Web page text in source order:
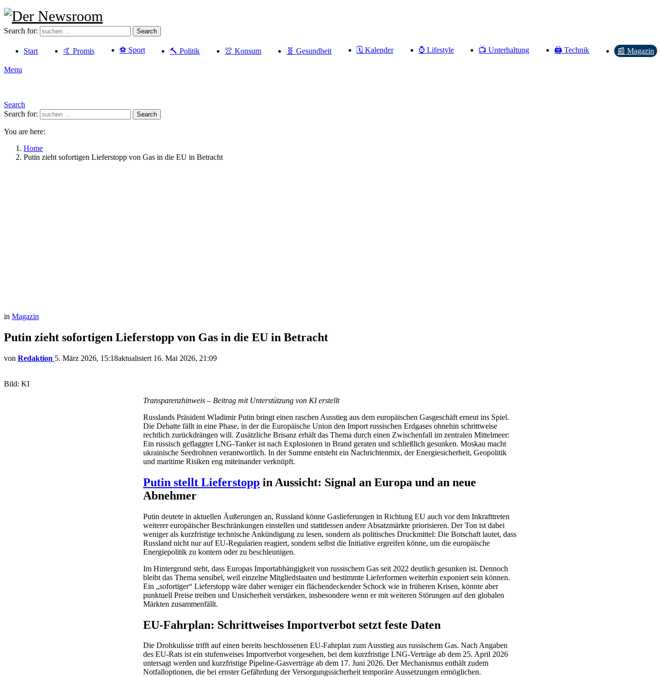
Search for: Search
Start 🤙 Promis ⚽️ Sport 🔨 Politik 👚 Konsum 🧬 Gesundheit 🗓 Kalender ⌚️ Lifestyle 📺 Unterhaltung 🖨️ Technik 📰 Magazin
Menu
Search
Search for:
Search
You are here:
Home
Putin zieht sofortigen Lieferstopp von Gas in die EU in Betracht
in Magazin
Putin zieht sofortigen Lieferstopp von Gas in die EU in Betracht
von Redaktion 5. März 2026, 15:18aktualisiert 16. Mai 2026, 21:09
Bild: KI
Transparenzhinweis – Beitrag mit Unterstützung von KI erstellt
Russlands Präsident Wladimir Putin bringt einen raschen Ausstieg aus dem europäischen Gasgeschäft erneut ins Spiel.
Die Debatte fällt in eine Phase, in der die Europäische Union den Import russischen Erdgases ohnehin schrittweise
rechtlich zurückdrängen will. Zusätzliche Brisanz erhält das Thema durch einen Zwischenfall im zentralen Mittelmeer:
Ein russisch geflaggter LNG-Tanker ist nach Explosionen in Brand geraten und schließlich gesunken. Moskau macht
ukrainische Seedrohnen verantwortlich. In der Summe entsteht ein Nachrichtenmix, der Energiesicherheit, Geopolitik
und maritime Risiken eng miteinander verknüpft.
Putin stellt Lieferstopp in Aussicht: Signal an Europa und an neue
Abnehmer
Putin deutete in aktuellen Äußerungen an, Russland könne Gaslieferungen in Richtung EU auch vor dem Inkrafttreten
weiterer europäischer Beschränkungen einstellen und stattdessen andere Absatzmärkte priorisieren. Der Ton ist dabei
weniger als kurzfristige technische Ankündigung zu lesen, sondern als politisches Druckmittel: Die Botschaft lautet, dass
Russland nicht nur auf EU-Regularien reagiert, sondern selbst die Initiative ergreifen könne, um die europäische
Energiepolitik zu kontern oder zu beschleunigen.
Im Hintergrund steht, dass Europas Importabhängigkeit von russischem Gas seit 2022 deutlich gesunken ist. Dennoch
bleibt das Thema sensibel, weil einzelne Mitgliedstaaten und bestimmte Lieferformen weiterhin exponiert sein können.
Ein „sofortiger“ Lieferstopp wäre daher weniger ein flächendeckender Schock wie in früheren Krisen, könnte aber
punktuell Preise treiben und Unsicherheit verstärken, insbesondere wenn er mit weiteren Störungen auf den globalen
Märkten zusammenfällt.
EU-Fahrplan: Schrittweises Importverbot setzt feste Daten
Die Drohkulisse trifft auf einen bereits beschlossenen EU-Fahrplan zum Ausstieg aus russischem Gas. Nach Angaben
des EU-Rats ist ein stufenweises Importverbot vorgesehen, bei dem kurzfristige LNG-Verträge ab dem 25. April 2026
untersagt werden und kurzfristige Pipeline-Gasverträge ab dem 17. Juni 2026. Der Mechanismus enthält zudem
Notfalloptionen, die bei ernster Gefährdung der Versorgungssicherheit temporäre Aussetzungen ermöglichen.